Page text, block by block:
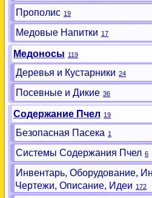
Прополис 19
Медовые Напитки 17
Медоносы 119
Деревья и Кустарники 24
Посевные и Дикие 36
Содержание Пчел 19
Безопасная Пасека 1
Системы Содержания Пчел 6
Инвентарь, Оборудование,
Чертежи, Описание, Идеи 172